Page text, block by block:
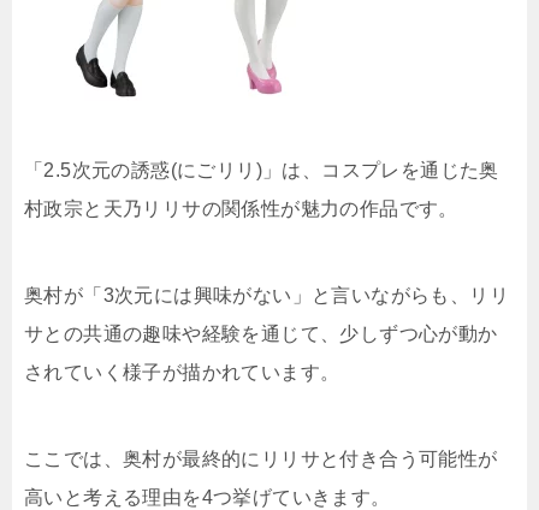
「2.5次元の誘惑(にごリリ)」は、コスプレを通じた奥
村政宗と天乃リリサの関係性が魅力の作品です。
奥村が「3次元には興味がない」と言いながらも、リリ
サとの共通の趣味や経験を通じて、少しずつ心が動か
されていく様子が描かれています。
ここでは、奥村が最終的にリリサと付き合う可能性が
高いと考える理由を4つ挙げていきます。